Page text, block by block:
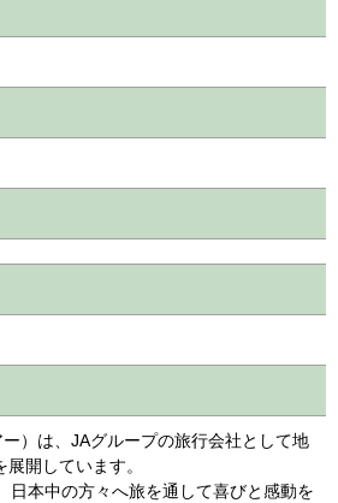
）は、JAグループの旅行会社として地
開しています。
日本中の方々へ旅を通して喜びと感動を